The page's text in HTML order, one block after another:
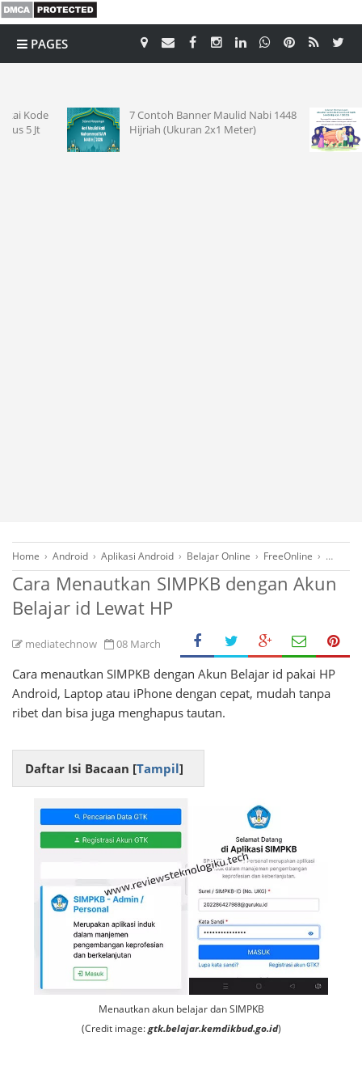
PAGES
7 Contoh Banner Maulid Nabi 1448
Hijriah (Ukuran 2x1 Meter)
15
2026
Home › Android › Aplikasi Android › Belajar Online › FreeOnline ›
Cara Menautkan SIMPKB dengan Akun
Belajar id Lewat HP
mediatechnow 08 March
Cara menautkan SIMPKB dengan Akun Belajar id pakai HP
Android, Laptop atau iPhone dengan cepat, mudah tanpa
ribet dan bisa juga menghapus tautan.
Daftar Isi Bacaan [Tampil]
Menautkan akun belajar dan SIMPKB
(Credit image:gtk.belajar.kemdikbud.go.id)